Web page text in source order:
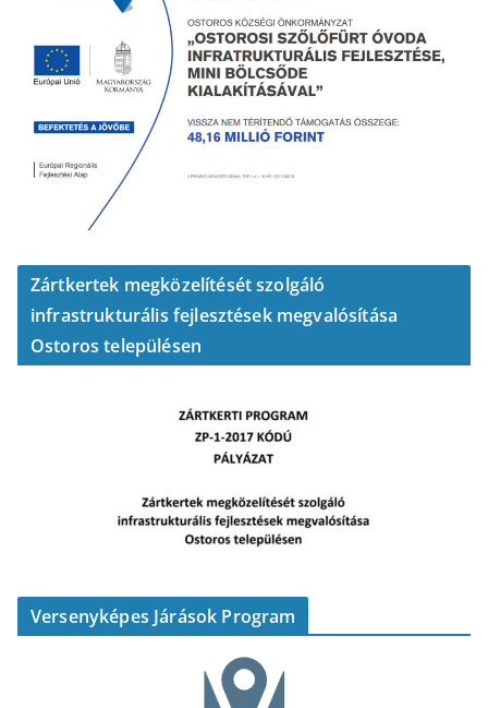
Zártkertek megközelítését szolgáló
infrastrukturális fejlesztések megvalósítása
Ostoros településen
Versenyképes Járások Program